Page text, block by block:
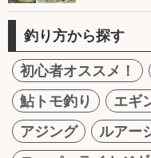
釣り方から探す
初心者オススメ！
鮎トモ釣り
エギ
アジング
ルアー